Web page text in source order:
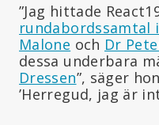
”Jag hittade
rundabordssamtal
Malone och Dr
dessa underbara
Dressen”, säger
’Herregud, jag är